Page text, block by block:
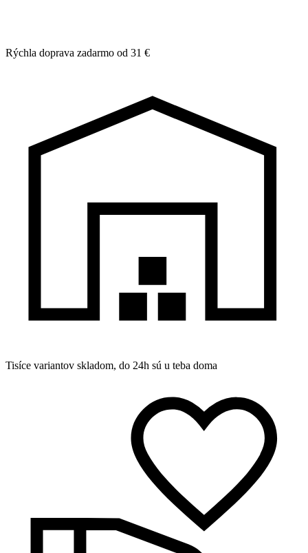
Rýchla doprava zadarmo od 31 €
Tisíce variantov skladom, do 24h sú u teba doma